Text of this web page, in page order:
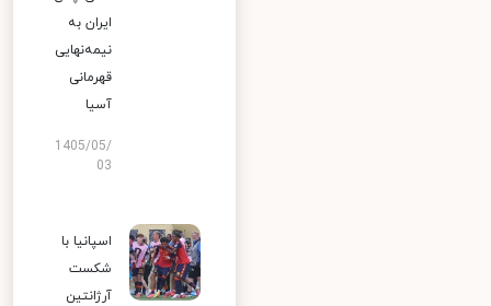
ایران به
نیمه‌نهایی
قهرمانی
آسیا
1405/05/
03
اسپانیا با
شکست
آرژانتین